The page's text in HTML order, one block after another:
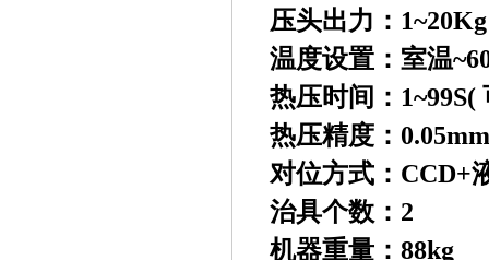
压头出力：1~20Kg
温度设置：室温
热压时间：1~99S(
热压精度：0.05mm
对位方式：CCD+
治具个数：2
机器重量：88kg